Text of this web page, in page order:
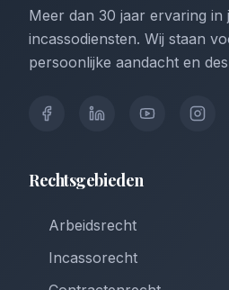
Meer dan 30 jaar ervaring in
incassodiensten. Wij staan
persoonlijke aandacht en
Rechtsgebieden
Arbeidsrecht
Incassorecht